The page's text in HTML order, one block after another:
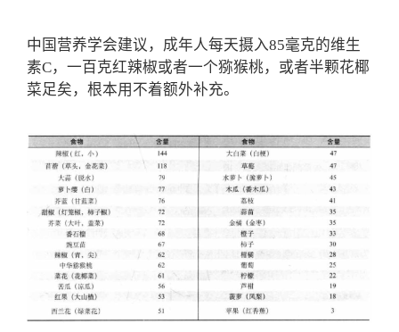
中国营养学会建议，成年人每天摄入85毫克的维生
素C，一百克红辣椒或者一个猕猴桃，或者半颗花椰
菜足矣，根本用不着额外补充。